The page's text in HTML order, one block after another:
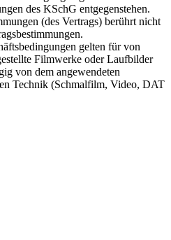
des KSchG entgegenstehen.
(des Vertrags) berührt nicht
gelten für von
Filmwerke oder Laufbilder
von dem angewendeten
Technik (Schmalfilm, Video, DAT